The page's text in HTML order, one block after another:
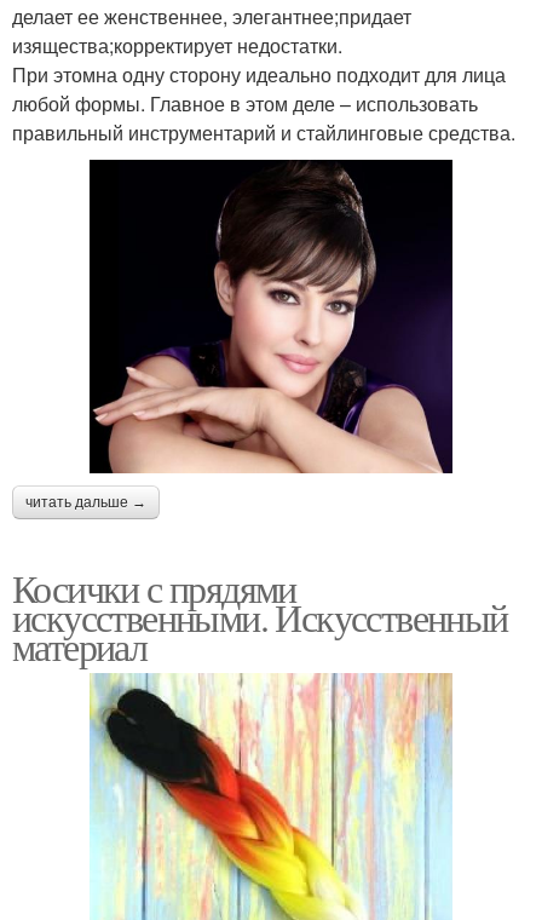
делает ее женственнее, элегантнее;придает
изящества;корректирует недостатки.
При этомна одну сторону идеально подходит для лица
любой формы. Главное в этом деле – использовать
правильный инструментарий и стайлинговые средства.
читать дальше →
Косички с прядями
искусственными. Искусственный
материал